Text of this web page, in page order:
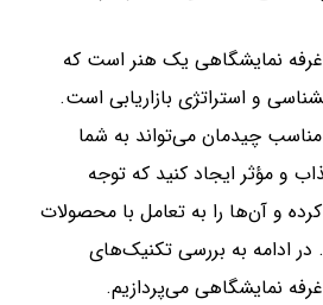
نمایشگاهی یک هنر است که
و استراتژی بازاریابی است.
چیدمان می‌تواند به شما
و مؤثر ایجاد کنید که توجه
و آن‌ها را به تعامل با محصولات
در ادامه به بررسی تکنیک‌های
نمایشگاهی می‌پردازیم.